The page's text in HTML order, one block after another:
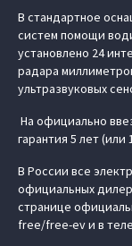
В стандартное
систем помощи
установлено 24
радара
ультразвуковых
На официально
гарантия 5 лет (или
В России все
официальных
странице
free/free-ev и в